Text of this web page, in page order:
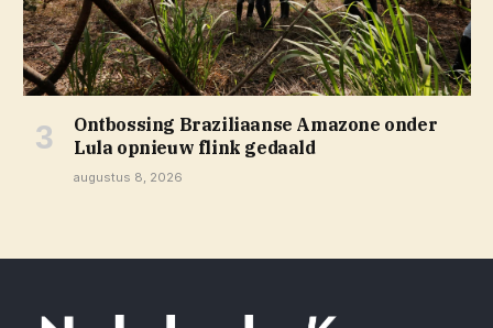
Ontbossing Braziliaanse Amazone onder
Lula opnieuw flink gedaald
augustus 8, 2026